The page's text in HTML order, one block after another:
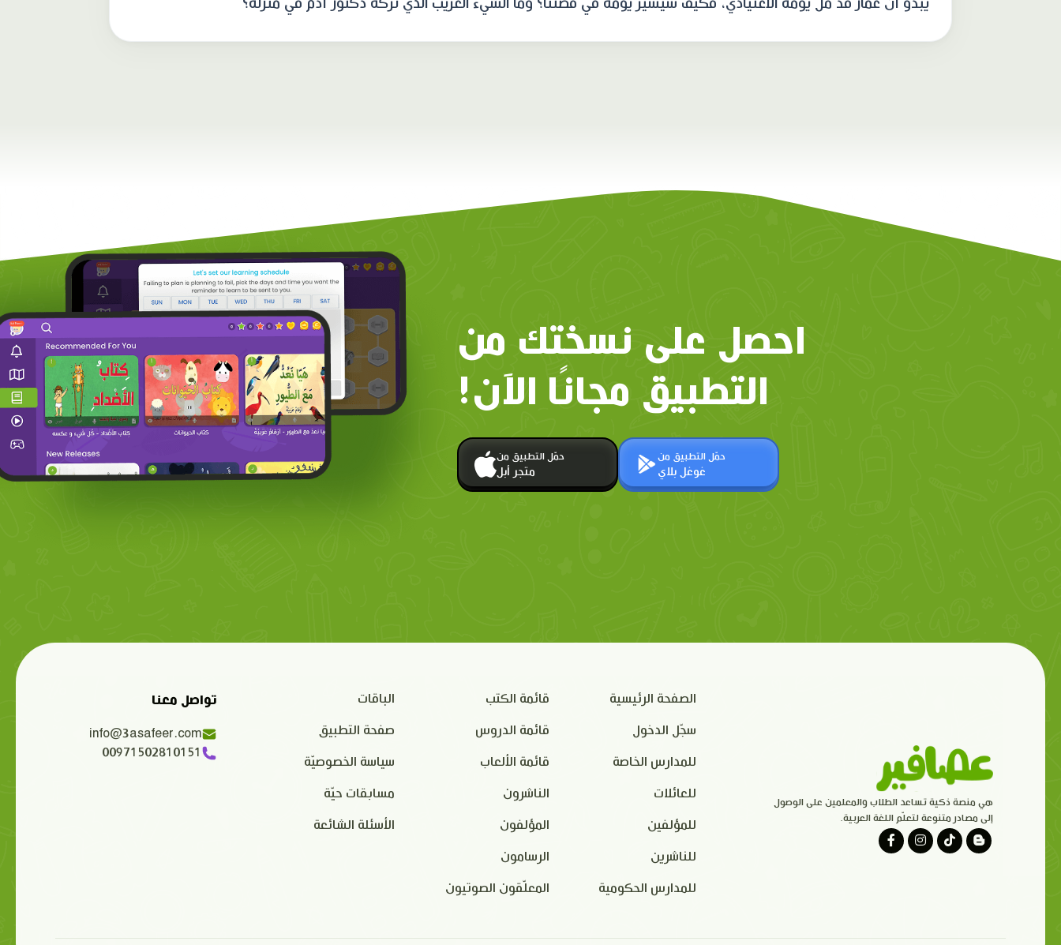
يبدو أن عمار قد مل يومه الاعتيادي، فكيف سيسير يومه في قصتنا؟ وما الشيء الغريب الذي تركه دكتور آدم في منزله؟
احصل على نسختك من
التطبيق مجانًا الآن!
حمّل التطبيق من
متجر أبل
حمّل التطبيق من
غوغل بلاي
هي منصة ذكية تساعد الطلاب والمعلمين على الوصول
إلى مصادر متنوعة لتعلّم اللغة العربية.
الصفحة الرئيسية
سجّل الدخول
للمدارس الخاصة
للعائلات
للمؤلفين
للناشرين
للمدارس الحكومية
قائمة الكتب
قائمة الدروس
قائمة الألعاب
الناشرون
المؤلفون
الرسامون
المعلّقون الصوتيون
الباقات
صفحة التطبيق
سياسة الخصوصيّة
مسابقات حيّة
الأسئلة الشائعة
تواصل معنا
info@3asafeer.com
00971502810151